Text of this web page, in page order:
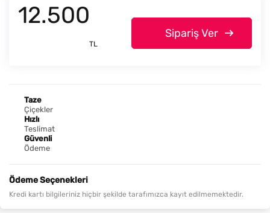
12.500
TL
Sipariş Ver
Taze
Çiçekler
Hızlı
Teslimat
Güvenli
Ödeme
Ödeme Seçenekleri
Kredi kartı bilgileriniz hiçbir şekilde tarafımızca kayıt edilmemektedir.